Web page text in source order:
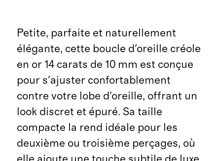
Petite, parfaite et naturellement
élégante, cette boucle d'oreille créole
en or 14 carats de 10 mm est conçue
pour s'ajuster confortablement
contre votre lobe d'oreille, offrant un
look discret et épuré. Sa taille
compacte la rend idéale pour les
deuxième ou troisième perçages, où